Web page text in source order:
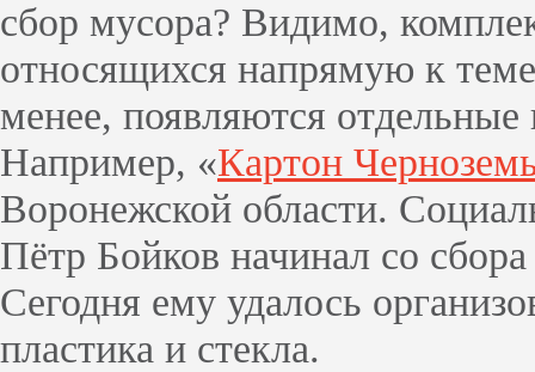
сбор мусора? Видимо,
относящихся напрямую к
менее, появляются
Например, «Картон
Воронежской области.
Пётр Бойков начинал со
Сегодня ему удалось
пластика и стекла.